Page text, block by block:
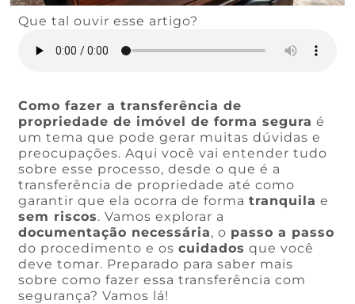
Que tal ouvir esse artigo?
Como fazer a transferência de
propriedade de imóvel de forma segura é
um tema que pode gerar muitas dúvidas e
preocupações. Aqui você vai entender tudo
sobre esse processo, desde o que é a
transferência de propriedade até como
garantir que ela ocorra de formatranquila e
sem riscos. Vamos explorar a
documentação necessária, o passo a passo
do procedimento e oscuidados que você
deve tomar. Preparado para saber mais
sobre como fazer essa transferência com
segurança? Vamos lá!